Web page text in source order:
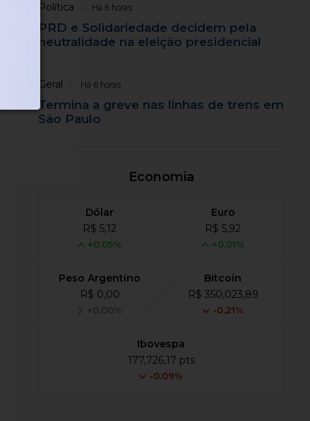
Política Há 6 horas
PRD e Solidariedade decidem pela
neutralidade na eleição presidencial
Geral Há 6 horas
Termina a greve nas linhas de trens em
São Paulo
Economia
Dólar
R$ 5,12
+0,05%
Euro
R$ 5,92
+0,01%
Peso Argentino
R$ 0,00
+0,00%
Bitcoin
R$ 350,023,89
-0,21%
Ibovespa
177,726,17 pts
-0.09%